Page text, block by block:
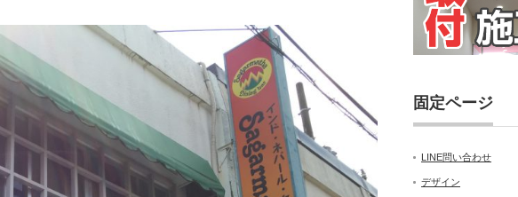
固定ページ
LINE問い合わせ
デザイン